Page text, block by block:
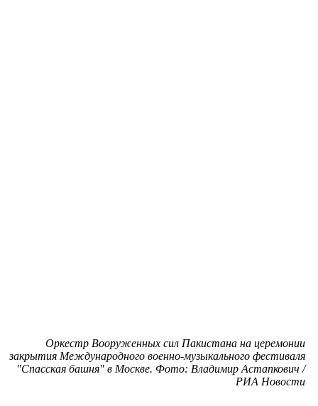
Оркестр Вооруженных сил Пакистана на церемонии
закрытия Международного военно-музыкального фестиваля
"Спасская башня" в Москве. Фото: Владимир Астапкович /
РИА Новости